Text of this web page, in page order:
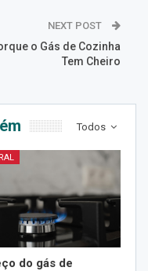
NEXT POST
o Gás de Cozinha
Tem Cheiro
Todos
do gás de